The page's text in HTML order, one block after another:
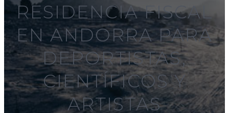
RESIDENCIA FISCAL
EN ANDORRA PARA
DEPORTISTAS,
CIENTÍFICOS Y
ARTISTAS